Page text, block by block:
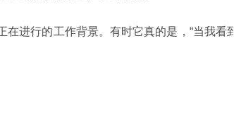
进行的工作背景。有时它真的是，“当我看